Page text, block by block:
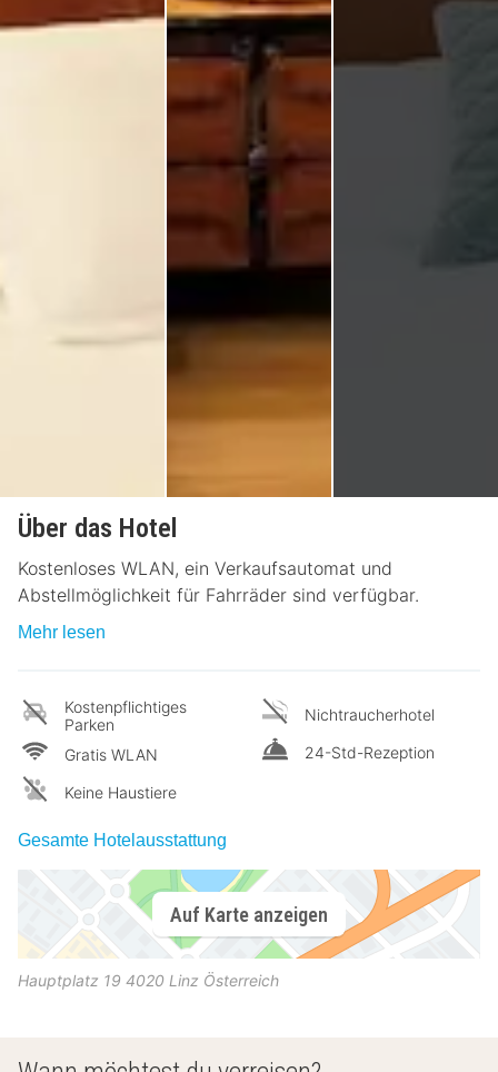
Über das Hotel
Kostenloses WLAN, ein Verkaufsautomat und
Abstellmöglichkeit für Fahrräder sind verfügbar.
Mehr lesen
Kostenpflichtiges
Parken
Gratis WLAN
Keine Haustiere
Nichtraucherhotel
24-Std-Rezeption
Gesamte Hotelausstattung
Auf Karte anzeigen
Hauptplatz 19 4020 Linz Österreich